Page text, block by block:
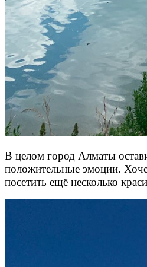
В целом город Алматы
положительные эмоции.
посетить ещё несколько